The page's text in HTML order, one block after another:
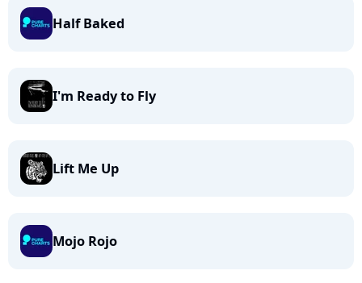
Half Baked
I'm Ready to Fly
Lift Me Up
Mojo Rojo